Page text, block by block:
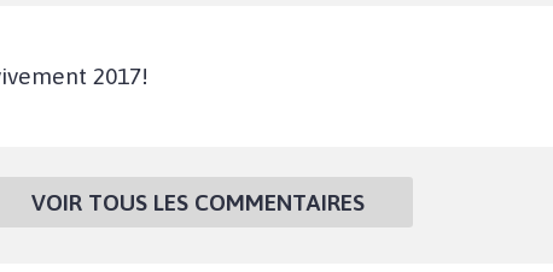
2017!
VOIR TOUS LES COMMENTAIRES